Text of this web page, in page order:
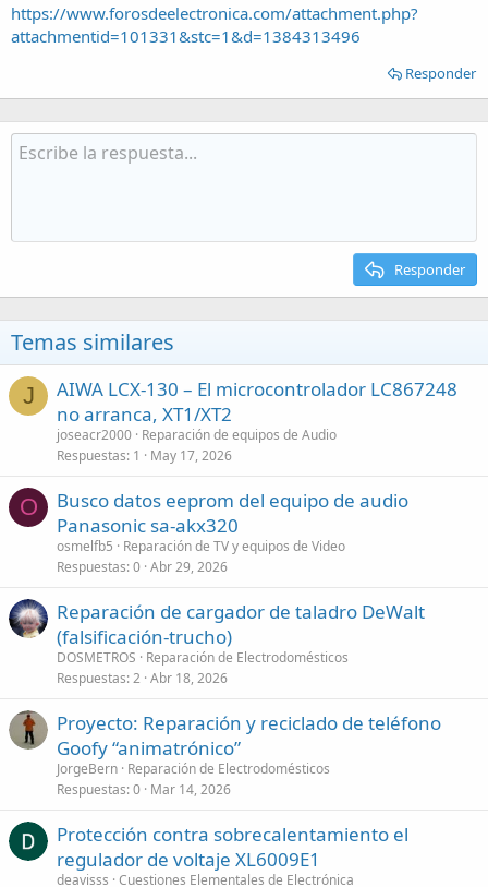
https://www.forosdeelectronica.com/attachment.php?
attachmentid=101331&stc=1&d=1384313496
Responder
Responder
Temas similares
J
AIWA LCX-130 – El microcontrolador LC867248
no arranca, XT1/XT2
joseacr2000 Reparación de equipos de Audio
Respuestas 1 May 17, 2026
O
Busco datos eeprom del equipo de audio
Panasonic sa-akx320
osmelfb5
Reparación de TV y equipos de Video
Respuestas 0 Abr 29, 2026
Reparación de cargador de taladro DeWalt
(falsificación-trucho)
DOSMETROS
Reparación de Electrodomésticos
Respuestas 2 Abr 18, 2026
Proyecto: Reparación y reciclado de teléfono
Goofy “animatrónico”
JorgeBern Reparación de Electrodomésticos
Respuestas 0 Mar 14, 2026
Protección contra sobrecalentamiento el
regulador de voltaje XL6009E1
deavisss Cuestiones Elementales de Electrónica